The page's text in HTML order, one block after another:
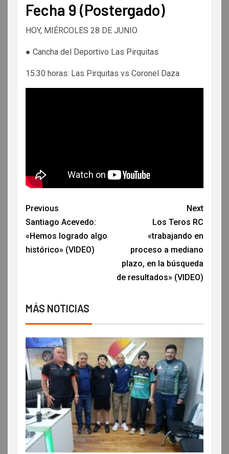
Fecha 9 (Postergado)
HOY, MIÉRCOLES 28 DE JUNIO
● Cancha del Deportivo Las Pirquitas
15.30 horas: Las Pirquitas vs Coronel Daza
Previous
Santiago Acevedo:
«Hemos logrado algo
histórico» (VIDEO)
Next
Los Teros RC
«trabajando en
proceso a mediano
plazo, en la búsqueda
de resultados» (VIDEO)
MÁS NOTICIAS